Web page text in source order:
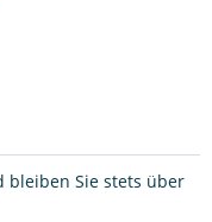
bleiben Sie stets über